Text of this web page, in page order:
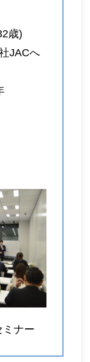
歳)
JACへ
ナー